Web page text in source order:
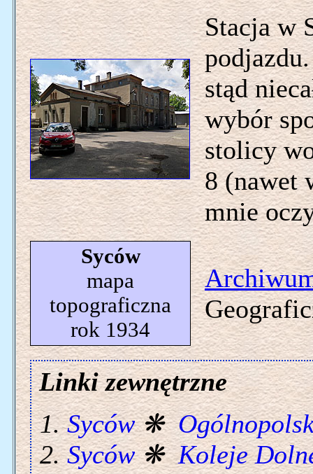
Stacja w
stąd
wybór
stolicy
8 (nawet
mnie
Syców
mapa
topograficzna
rok 1934
Linki zewnętrzne
Syców❋
Syców❋Koleje